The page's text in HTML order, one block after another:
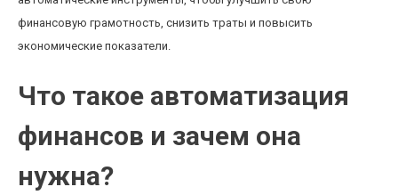
финансовую грамотность, снизить траты и повысить
экономические показатели.
Что такое автоматизация
финансов и зачем она
нужна?